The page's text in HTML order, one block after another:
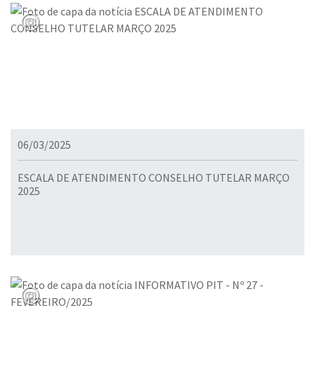
06/03/2025
ESCALA DE ATENDIMENTO CONSELHO TUTELAR MARÇO
2025